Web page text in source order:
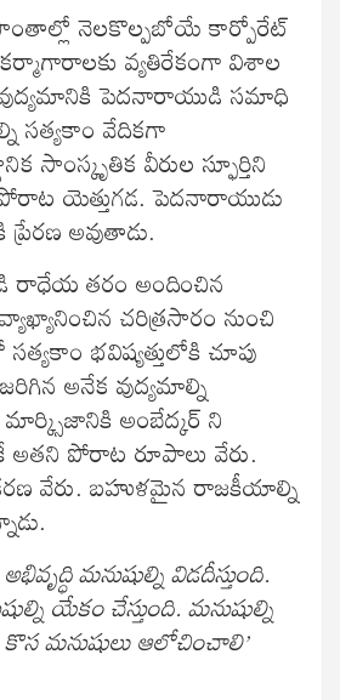
నెలకొల్పబోయే కార్పోరేట్
వ్యతిరేకంగా విశాల
పెదనారాయుడి సమాధి
సత్యకాం వేదికగా
సాంస్కృతిక వీరుల స్ఫూర్తిని
యెత్తుగడ. పెదనారాయుడు
అవుతాడు.
రాధేయ తరం అందించిన
చరిత్రసారం నుంచి
భవిష్యత్తులోకి చూపు
అనేక వుద్యమాల్ని
అంబేద్కర్ ని
అతని పోరాట రూపాలు వేరు.
వేరు. బహుళమైన రాజకీయాల్ని
మనుషుల్ని విడదీస్తుంది.
యేకం చేస్తుంది. మనుషుల్ని
మనుషులు ఆలోచించాలి’